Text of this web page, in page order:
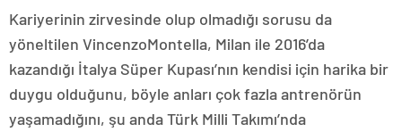
Kariyerinin zirvesinde olup olmadığı sorusu da
yöneltilen VincenzoMontella, Milan ile 2016’da
kazandığı İtalya Süper Kupası’nın kendisi için harika bir
duygu olduğunu, böyle anları çok fazla antrenörün
yaşamadığını, şu anda Türk Milli Takımı’nda